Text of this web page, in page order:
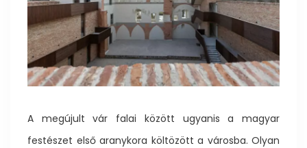
A megújult vár falai között ugyanis a magyar
festészet első aranykora költözött a városba. Olyan